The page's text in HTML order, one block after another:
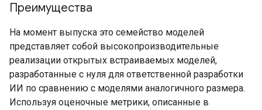
Преимущества
На момент выпуска это семейство моделей
представляет собой высокопроизводительные
реализации открытых встраиваемых моделей,
разработанные с нуля для ответственной разработки
ИИ по сравнению с моделями аналогичного размера.
Используя оценочные метрики, описанные в